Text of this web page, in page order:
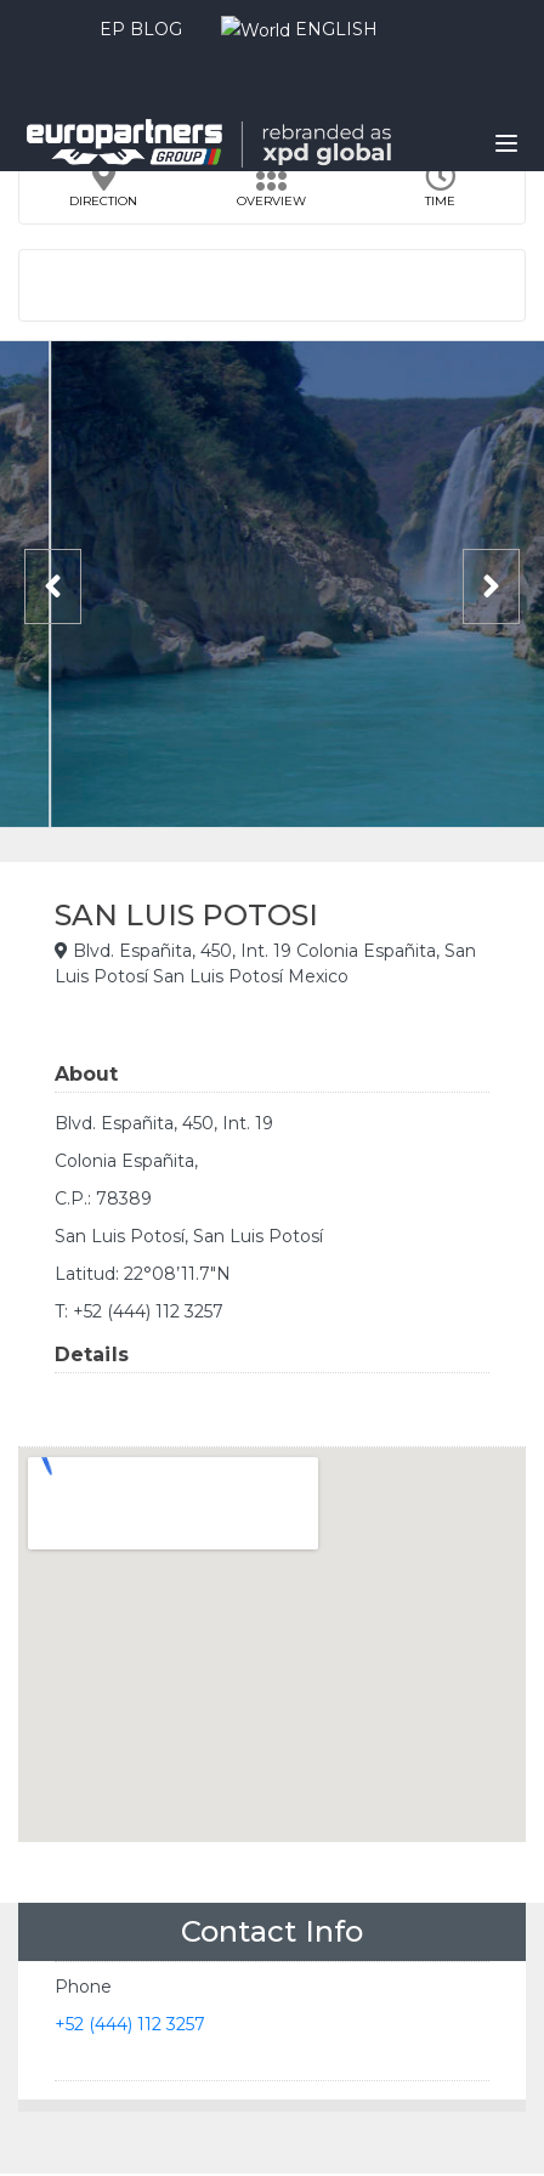
EP BLOG ENGLISH
DIRECTION OVERVIEW TIME
SAN LUIS POTOSI
Blvd. Españita, 450, Int. 19 Colonia Españita, San
Luis Potosí San Luis Potosí Mexico
About
Blvd. Españita, 450, Int. 19
Colonia Españita,
C.P.: 78389
San Luis Potosí, San Luis Potosí
Latitud: 22°08’11.7″N
T: +52 (444) 112 3257
Details
Contact Info
Phone
+52 (444) 112 3257